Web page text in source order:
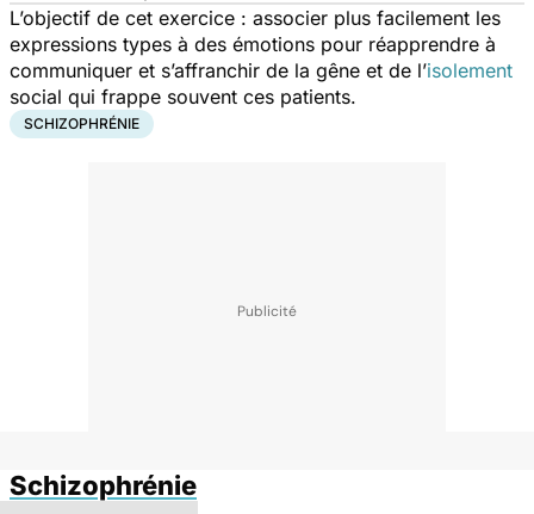
L’objectif de cet exercice : associer plus facilement les
expressions types à des émotions pour réapprendre à
communiquer et s’affranchir de la gêne et de l’isolement
social qui frappe souvent ces patients.
SCHIZOPHRÉNIE
Schizophrénie